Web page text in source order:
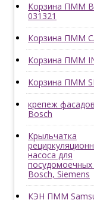
Корзина ПММ
031321
Корзина ПММ
Корзина ПММ
Корзина ПММ
крепеж
Bosch
Крыльчатка
насоса для
Bosch, Siemens
КЭН ПММ